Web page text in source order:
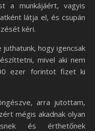
a munkájáért, vagyis
látja el, és csupán
kéri.
hogy igencsak
mivel aki nem
ezer forintot fizet ki
arra jutottam,
mégis akadnak olyan
és érthetőnek